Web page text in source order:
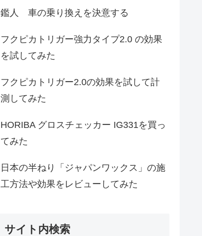
鑑人 車の乗り換えを決意する
フクピカトリガー強力タイプ2.0 の効果
を試してみた
フクピカトリガー2.0の効果を試して計
測してみた
HORIBA グロスチェッカー IG331を買っ
てみた
日本の半ねり「ジャパンワックス」の施
工方法や効果をレビューしてみた
サイト内検索